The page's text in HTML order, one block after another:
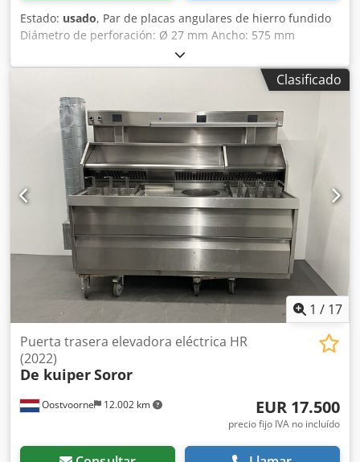
Estado: usado, Par de placas angulares de hierro fundido
Diámetro de perforación: Ø 27 mm Ancho: 575 mm
Dkodpfx Aezmw Najlajr Profundidad: 2000 mm Altura total:
4000 mm Peso unitario: aprox. 6 toneladas
Clasificado
1 / 17
Oostvoorne 12.002 km
Puerta trasera elevadora eléctrica HR
(2022)
De kuiperSoror
EUR 17.500
precio fijo IVA no incluído